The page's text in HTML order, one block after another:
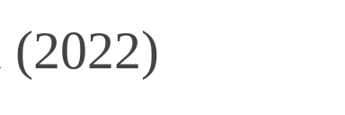
(2022)